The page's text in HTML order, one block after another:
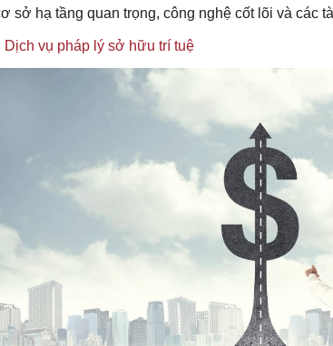
sở hạ tầng quan trọng, công nghệ cốt lõi và các
Dịch vụ pháp lý sở hữu trí tuệ